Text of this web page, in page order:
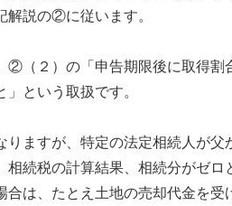
解説の②に従います。
②（２）の「申告期限後に取得割
という取扱です。
りますが、特定の法定相続人が父
相続税の計算結果、相続分がゼ
合は、たとえ土地の売却代金を